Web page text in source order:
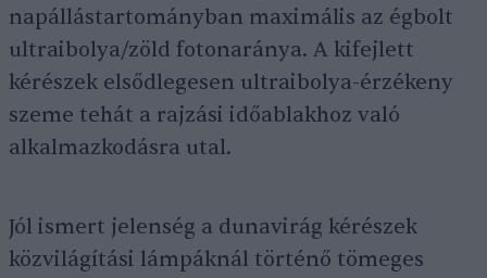
napállástartományban maximális az égbolt
ultraibolya/zöld fotonaránya. A kifejlett
kérészek elsődlegesen ultraibolya-érzékeny
szeme tehát a rajzási időablakhoz való
alkalmazkodásra utal.
Jól ismert jelenség a dunavirág kérészek
közvilágítási lámpáknál történő tömeges